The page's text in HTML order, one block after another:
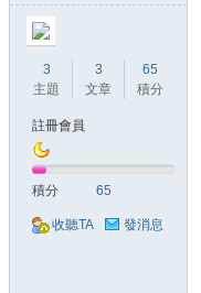
3
主題
3
文章
65
積分
註冊會員
積分 65
收聽TA 發消息